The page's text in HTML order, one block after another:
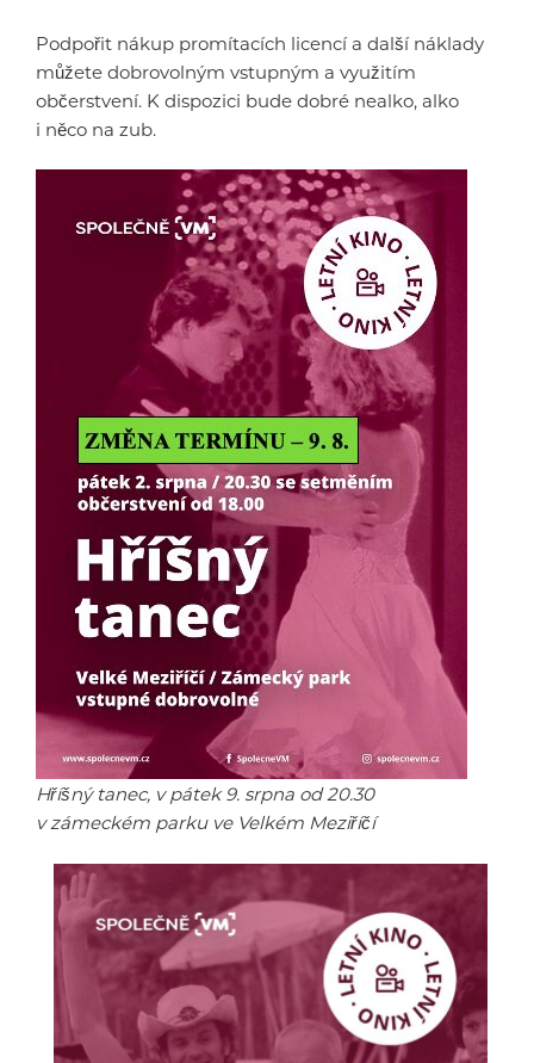
Podpořit nákup promítacích licencí a další náklady
můžete dobrovolným vstupným a využitím
občerstvení. K dispozici bude dobré nealko, alko
i něco na zub.
Hříšný tanec, v pátek 9. srpna od 20.30
v zámeckém parku ve Velkém Meziříčí